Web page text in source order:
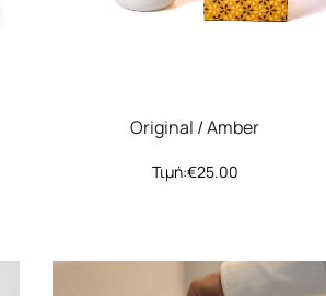
Original / Amber
Τιμή:€25.00